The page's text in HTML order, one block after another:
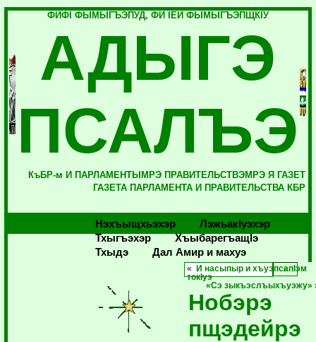
ФИФI ФЫМЫГЪЭПУД, ФИ IЕЙ ФЫМЫГЪЭПЩКIУ
АДЫГЭ
ПСАЛЪЭ
КъБР-м И ПАРЛАМЕНТЫМРЭ ПРАВИТЕЛЬСТВЭМРЭ Я ГАЗЕТ
ГАЗЕТА ПАРЛАМЕНТА И ПРАВИТЕЛЬСТВА КБР
Нэхъыщхьэхэр
Лэжьакlуэхэр
Тхыгъэхэр
Хъыбарегъащlэ
Тхыдэ
Дал Амир и махуэ
«
И насыпыр и хъуэпсапIэм
токIуэ
«Сэ зыкъэслъыхъуэжу»
Нобэрэ
пщэдейрэ